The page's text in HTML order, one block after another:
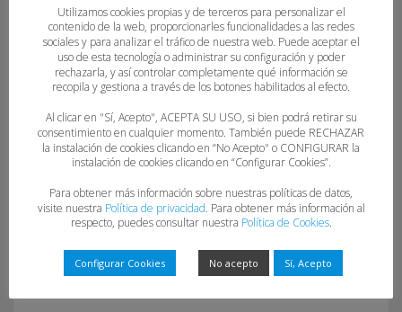
INFORMACIÓN CONVOCATORIA CONGRESO ALICANTE 2026
Utilizamos cookies propias y de terceros para personalizar el
contenido de la web, proporcionarles funcionalidades a las redes
sociales y para analizar el tráfico de nuestra web. Puede aceptar el
uso de esta tecnología o administrar su configuración y poder
rechazarla, y así controlar completamente qué información se
recopila y gestiona a través de los botones habilitados al efecto.
Al clicar en "Sí, Acepto", ACEPTA SU USO, si bien podrá retirar su
consentimiento en cualquier momento. También puede RECHAZAR
la instalación de cookies clicando en “No Acepto" o CONFIGURAR la
instalación de cookies clicando en “Configurar Cookies”.
Para obtener más información sobre nuestras políticas de datos,
visite nuestra Política de privacidad. Para obtener más información al
respecto, puedes consultar nuestra Política de Cookies.
Configurar Cookies No acepto Sí, Acepto